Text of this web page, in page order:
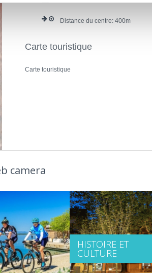
Distance du centre: 400
Carte touristique
Carte touristique
camera
HISTOIRE ET
CULTURE